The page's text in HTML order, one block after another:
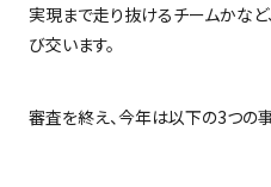
実現まで走り抜けるチームかな
び交います。
審査を終え、今年は以下の3つの